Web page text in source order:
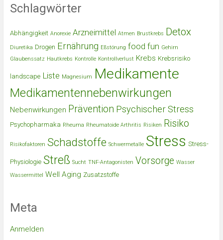
Schlagwörter
Abhängigkeit Anorexie Arzneimittel Atmen Brustkrebs Detox
Diuretika Drogen Ernährung Eßstörung food fun Gehirn
Glaubenssatz Hautkrebs Kontrolle Kontrollverlust Krebs Krebsrisiko
landscape Liste Magnesium Medikamente
Medikamentennebenwirkungen
Nebenwirkungen Prävention Psychischer Stress
Psychopharmaka Rheuma Rheumatoide Arthritis Risiken Risiko
Risikofaktoren Schadstoffe Schwermetalle Stress Stress-
Physiologie Streß Sucht TNF-Antagonisten Vorsorge Wasser
Wassermittel Well Aging Zusatzstoffe
Meta
Anmelden